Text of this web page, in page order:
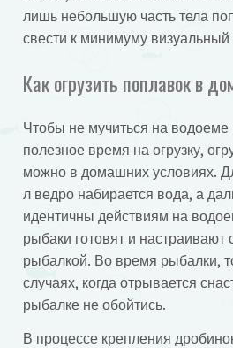
лишь небольшую часть тела
свести к минимуму
Как огрузить поплавок в
Чтобы не мучиться на водоеме
полезное время на огрузку,
можно в домашних условиях.
л ведро набирается вода, а
идентичны действиям на
рыбаки готовят и настраивают
рыбалкой. Во время рыбалки,
случаях, когда отрывается
рыбалке не обойтись.
В процессе крепления